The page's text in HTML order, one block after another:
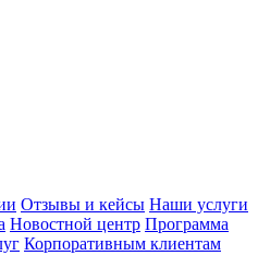
Отзывы и кейсы Наши услуги
Новостной центр Программа
Корпоративным клиентам